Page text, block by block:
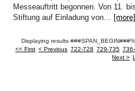
Messeauftritt begonnen. Von 11.
Stiftung auf Einladung von... [more]
Displaying results
<< First < Previous 722-728 729-735
Next >